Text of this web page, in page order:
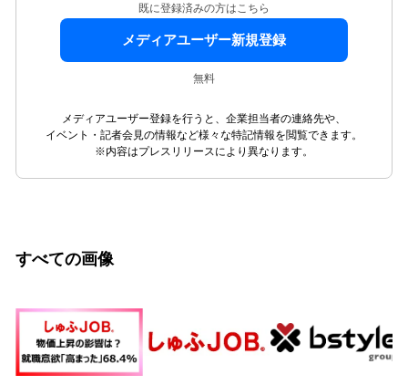
既に登録済みの方はこちら
メディアユーザー新規登録
無料
メディアユーザー登録を行うと、企業担当者の連絡先や、
イベント・記者会見の情報など様々な特記情報を閲覧できます。
※内容はプレスリリースにより異なります。
すべての画像